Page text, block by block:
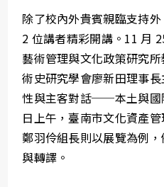
除了校內外貴賓親臨支持
2 位講者精彩開講。11 月
藝術管理與文化政策研究
術史研究學會廖新田理事
性與主客對話──本土與國
日上午，臺南市文化資產
鄭羽伶組長則以展覽為例
與轉譯。